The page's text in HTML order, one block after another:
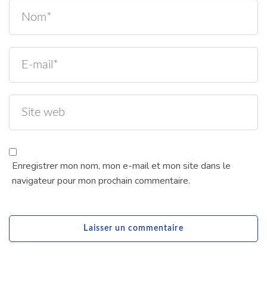
Enregistrer mon nom, mon e-mail et mon site dans le
navigateur pour mon prochain commentaire.